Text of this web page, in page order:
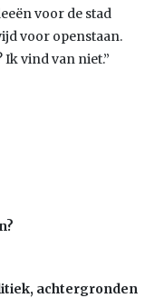
voor de stad
voor openstaan.
vind van niet.”
achtergronden